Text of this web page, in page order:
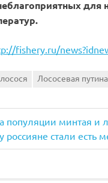
для
fishery.ru/
Лососевая
популяции минтая и
россияне стали есть